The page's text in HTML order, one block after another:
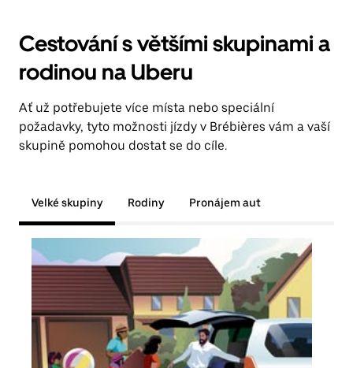
Cestování s většími skupinami a
rodinou na Uberu
Ať už potřebujete více místa nebo speciální
požadavky, tyto možnosti jízdy v Brébières vám a vaší
skupině pomohou dostat se do cíle.
Velké skupiny Rodiny Pronájem aut